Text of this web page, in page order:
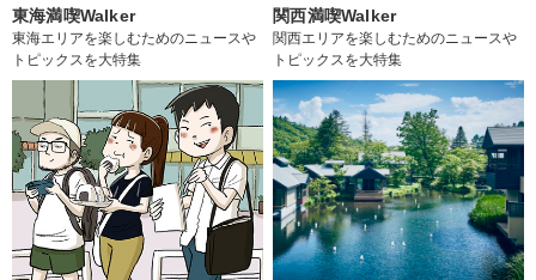
東海満喫Walker
東海エリアを楽しむためのニュースや
トピックスを大特集
関西満喫Walker
関西エリアを楽しむためのニュースや
トピックスを大特集